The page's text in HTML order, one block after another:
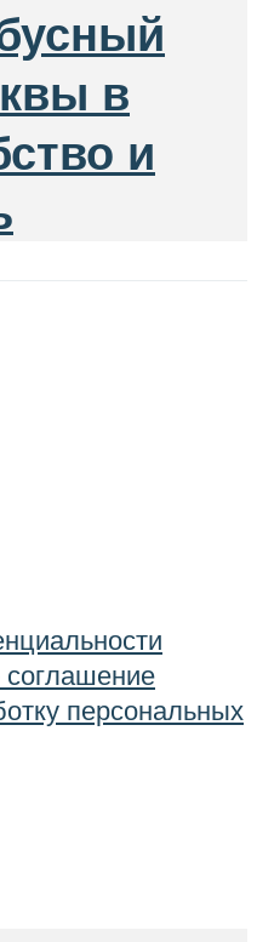
в
и
соглашение
персональных